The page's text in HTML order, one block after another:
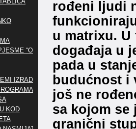
rođeni ljudi
u matrixu.
događaja u
pada u
budućnost i
još ne
sa kojom se
granični
“OH
IZRADE
KOD